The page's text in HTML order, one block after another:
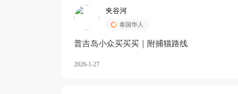
夹谷河
泰国华人
️普吉岛小众买买买｜附捕猫路线
2026-1-27